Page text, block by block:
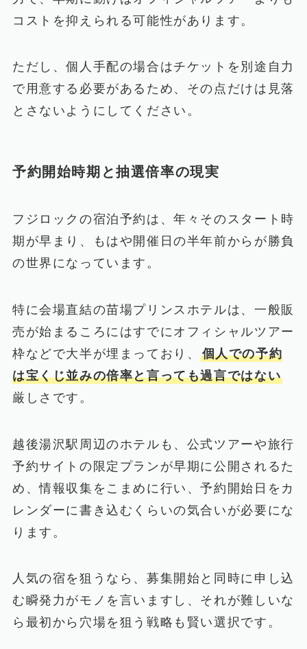
コストを抑えられる可能性があります。
ただし、個人手配の場合はチケットを別途自力
で用意する必要があるため、その点だけは見落
とさないようにしてください。
予約開始時期と抽選倍率の現実
フジロックの宿泊予約は、年々そのスタート時
期が早まり、もはや開催日の半年前からが勝負
の世界になっています。
特に会場直結の苗場プリンスホテルは、一般販
売が始まるころにはすでにオフィシャルツアー
枠などで大半が埋まっており、 個人での予約
は宝くじ並みの倍率と言っても過言ではない
厳しさです。
越後湯沢駅周辺のホテルも、公式ツアーや旅行
予約サイトの限定プランが早期に公開されるた
め、情報収集をこまめに行い、予約開始日をカ
レンダーに書き込むくらいの気合いが必要にな
ります。
人気の宿を狙うなら、募集開始と同時に申し込
む瞬発力がモノを言いますし、それが難しいな
ら最初から穴場を狙う戦略も賢い選択です。